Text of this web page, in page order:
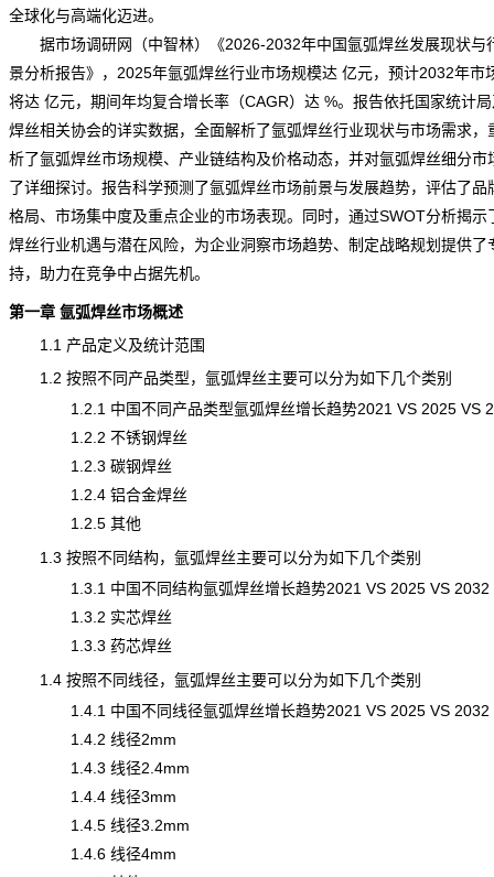
全球化与高端化迈进。
据市场调研网（中智林）《2026-2032年中国氩弧焊丝发展现状与
景分析报告》，2025年氩弧焊丝行业市场规模达 亿元，预计2032年市
将达 亿元，期间年均复合增长率（CAGR）达 %。报告依托国家统计
焊丝相关协会的详实数据，全面解析了氩弧焊丝行业现状与市场需求，
析了氩弧焊丝市场规模、产业链结构及价格动态，并对氩弧焊丝细分市
了详细探讨。报告科学预测 了氩弧焊丝市场前景与发展趋势，评估了品
格局、市场集中度及重点企业的市场表现。同时，通过SWOT分析揭示
焊丝行业机遇与潜在风险，为企业洞察市场趋势、制定战略规划提供了
持，助力在竞争中占据先机。
第一章 氩弧焊丝市场概述
1.1 产品定义及统计范围
1.2 按照不同产品类型，氩弧焊丝主要可以分为如下几个类别
1.2.1 中国不同产品类型氩弧焊丝增长趋势2021 VS 2025 VS
1.2.2 不锈钢焊丝
1.2.3 碳钢焊丝
1.2.4 铝合金焊丝
1.2.5 其他
1.3 按照不同结构，氩弧焊丝主要可以分为如下几个类别
1.3.1 中国不同结构氩弧焊丝增长趋势2021 VS 2025 VS 2032
1.3.2 实芯焊丝
1.3.3 药芯焊丝
1.4 按照不同线径，氩弧焊丝主要可以分为如下几个类别
1.4.1 中国不同线径氩弧焊丝增长趋势2021 VS 2025 VS 2032
1.4.2 线径2mm
1.4.3 线径2.4mm
1.4.4 线径3mm
1.4.5 线径3.2mm
1.4.6 线径4mm